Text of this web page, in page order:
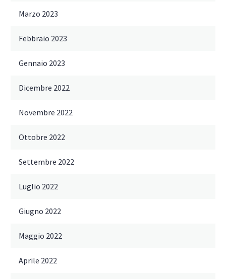
Marzo 2023
Febbraio 2023
Gennaio 2023
Dicembre 2022
Novembre 2022
Ottobre 2022
Settembre 2022
Luglio 2022
Giugno 2022
Maggio 2022
Aprile 2022